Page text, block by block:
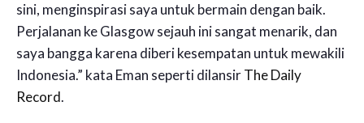
sini, menginspirasi saya untuk bermain dengan baik.
Perjalanan ke Glasgow sejauh ini sangat menarik, dan
saya bangga karena diberi kesempatan untuk mewakili
Indonesia.” kata Eman seperti dilansirThe Daily
Record.